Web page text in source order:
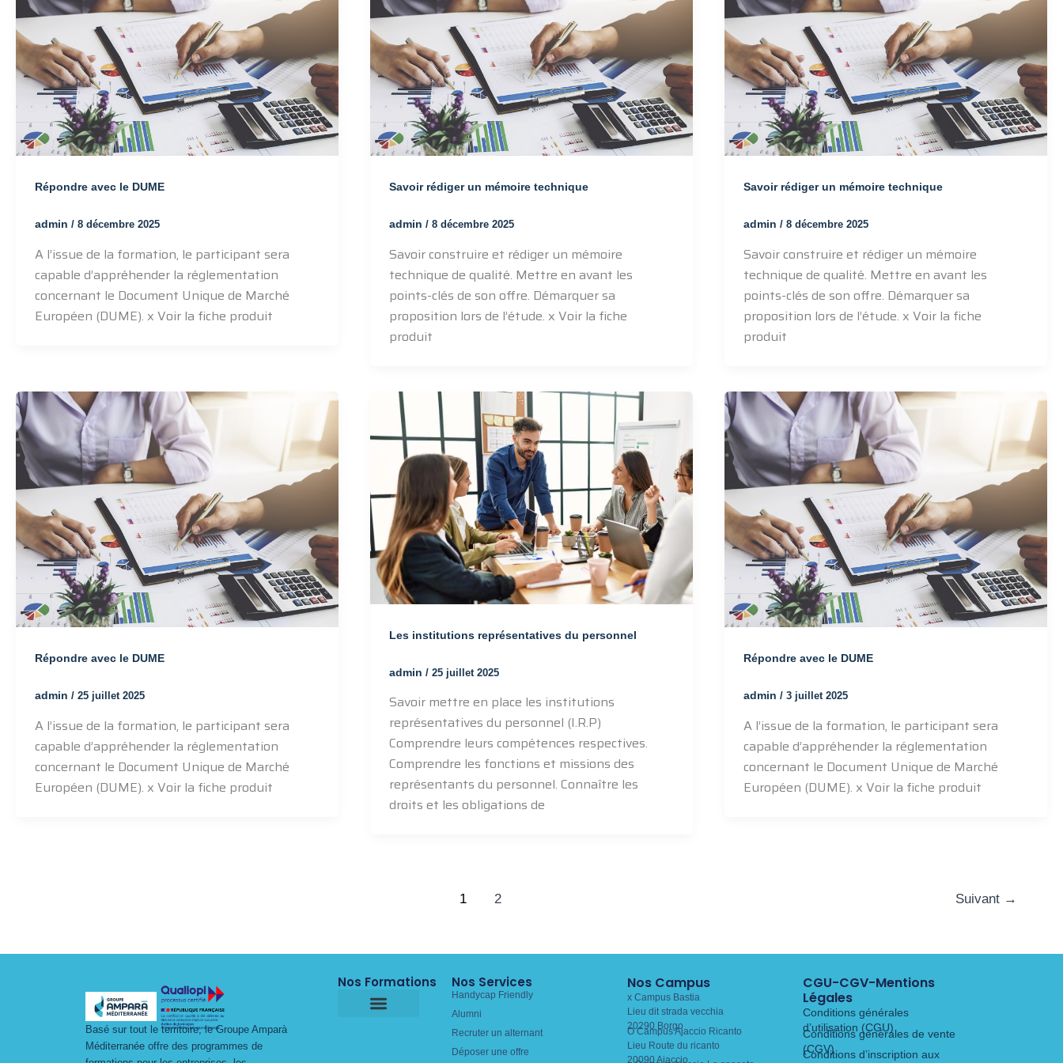
Répondre avec le DUME
admin / 8 décembre 2025
A l’issue de la formation, le participant sera
capable d’appréhender la réglementation
concernant le Document Unique de Marché
Européen (DUME). x Voir la fiche produit
Savoir rédiger un mémoire technique
admin / 8 décembre 2025
Savoir construire et rédiger un mémoire
technique de qualité. Mettre en avant les
points-clés de son offre. Démarquer sa
proposition lors de l’étude. x Voir la fiche
produit
Savoir rédiger un mémoire technique
admin / 8 décembre 2025
Savoir construire et rédiger un mémoire
technique de qualité. Mettre en avant les
points-clés de son offre. Démarquer sa
proposition lors de l’étude. x Voir la fiche
produit
Répondre avec le DUME
admin / 25 juillet 2025
A l’issue de la formation, le participant sera
capable d’appréhender la réglementation
concernant le Document Unique de Marché
Européen (DUME). x Voir la fiche produit
Les institutions représentatives du personnel
admin / 25 juillet 2025
Savoir mettre en place les institutions
représentatives du personnel (I.R.P)
Comprendre leurs compétences respectives.
Comprendre les fonctions et missions des
représentants du personnel. Connaître les
droits et les obligations de
Répondre avec le DUME
admin / 3 juillet 2025
A l’issue de la formation, le participant sera
capable d’appréhender la réglementation
concernant le Document Unique de Marché
Européen (DUME). x Voir la fiche produit
1 2 Suivant →
Basé sur tout le territoire, le Groupe Amparà
Méditerranée offre des programmes de
Nos Formations Nos Services
Handycap Friendly
Alumni
Recruter un alternant
Déposer une offre
Nos Campus
x Campus Bastia
Lieu dit strada vecchia
20290 Borgo
O Campus Ajaccio Ricanto
Lieu Route du ricanto
20090 Ajaccio
CGU-CGV-Mentions
Légales
Conditions générales
d’utilisation (CGU)
Conditions générales de vente
(CGV)
Conditions d’inscription aux